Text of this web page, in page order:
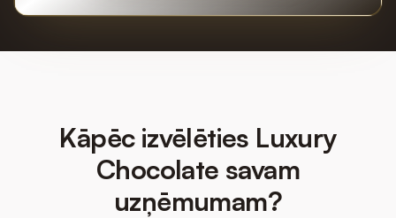
Kāpēc izvēlēties Luxury
Chocolate savam
uzņēmumam?